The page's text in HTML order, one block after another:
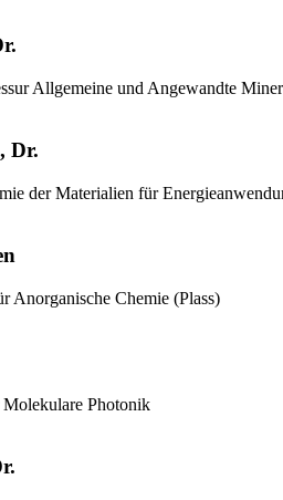
Allgemeine und Angewandte
Dr.
der Materialien für
Anorganische Chemie (Plass)
Molekulare Photonik